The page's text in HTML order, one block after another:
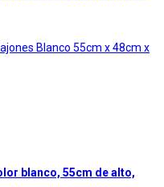
blanco, 55cm de alto,